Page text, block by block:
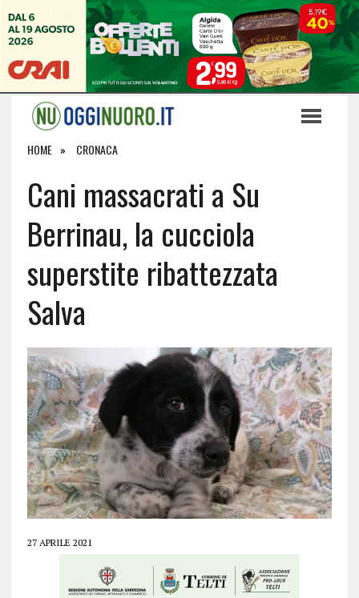
HOME CRONACA
Cani massacrati a Su
Berrinau, la cucciola
superstite ribattezzata
Salva
27 APRILE 2021